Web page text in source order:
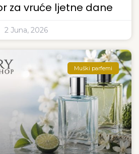
za vruće ljetne dane
2 Juna, 2026
Muški parfemi